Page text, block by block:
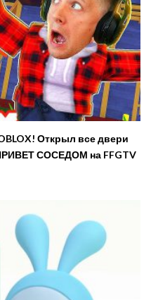
Открыл все двери
СОСЕДОМ на FFGTV